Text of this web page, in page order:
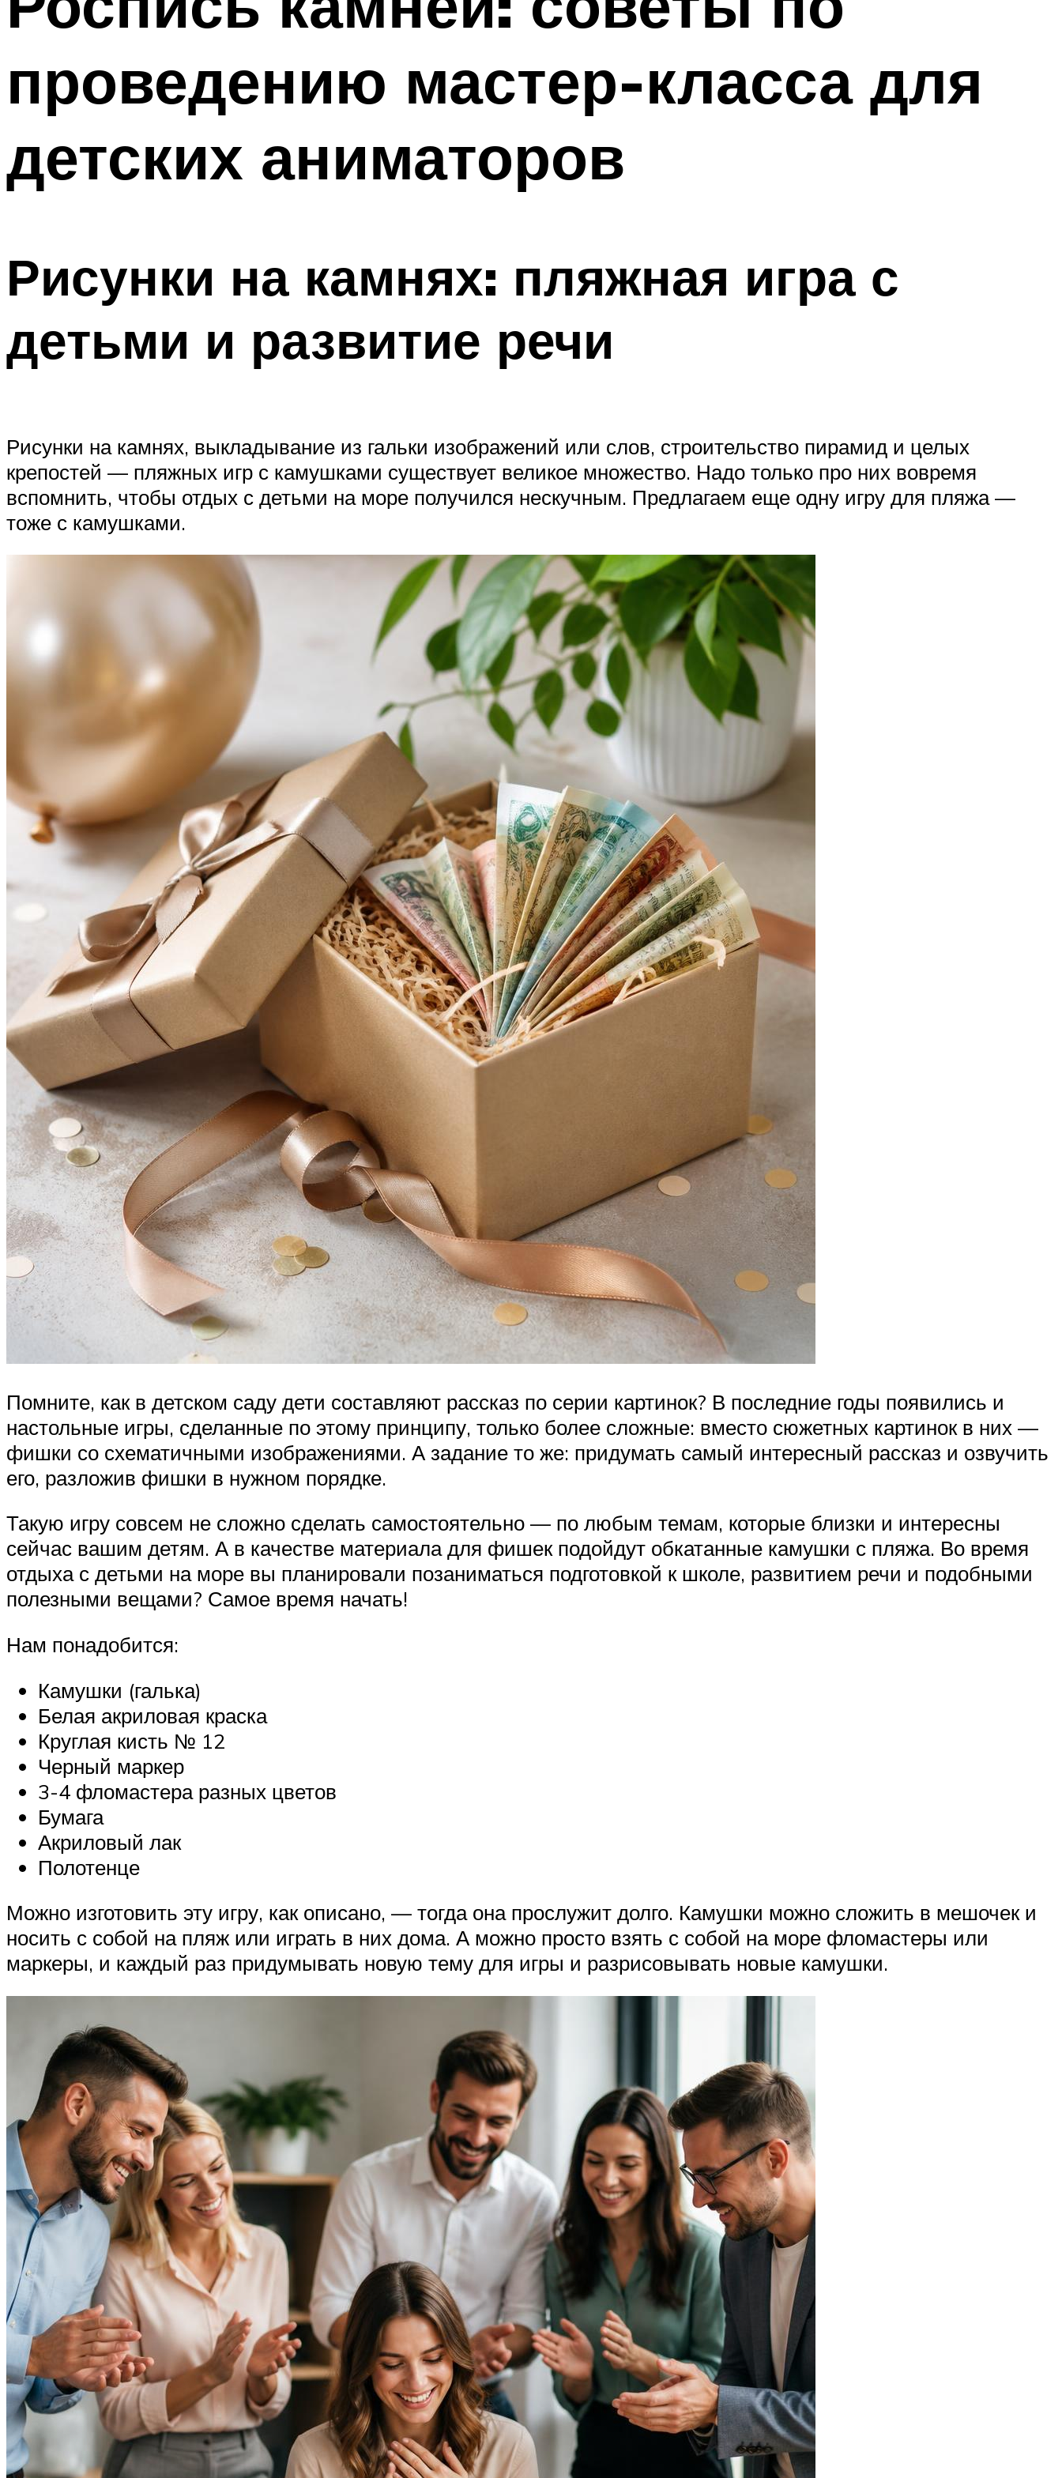
проведению мастер-класса для
детских аниматоров
Рисунки на камнях: пляжная игра с
детьми и развитие речи
Рисунки на камнях, выкладывание из гальки изображений или слов, строительство пирамид и целых
крепостей — пляжных игр с камушками существует великое множество. Надо только про них вовремя
вспомнить, чтобы отдых с детьми на море получился нескучным. Предлагаем еще одну игру для пляжа —
тоже с камушками.
Помните, как в детском саду дети составляют рассказ по серии картинок? В последние годы появились и
настольные игры, сделанные по этому принципу, только более сложные: вместо сюжетных картинок в них —
фишки со схематичными изображениями. А задание то же: придумать самый интересный рассказ и озвучить
его, разложив фишки в нужном порядке.
Такую игру совсем не сложно сделать самостоятельно — по любым темам, которые близки и интересны
сейчас вашим детям. А в качестве материала для фишек подойдут обкатанные камушки с пляжа. Во время
отдыха с детьми на море вы планировали позаниматься подготовкой к школе, развитием речи и подобными
полезными вещами? Самое время начать!
Нам понадобится:
Камушки (галька)
Белая акриловая краска
Круглая кисть № 12
Черный маркер
3-4 фломастера разных цветов
Бумага
Акриловый лак
Полотенце
Можно изготовить эту игру, как описано, — тогда она прослужит долго. Камушки можно сложить в мешочек и
носить с собой на пляж или играть в них дома. А можно просто взять с собой на море фломастеры или
маркеры, и каждый раз придумывать новую тему для игры и разрисовывать новые камушки.